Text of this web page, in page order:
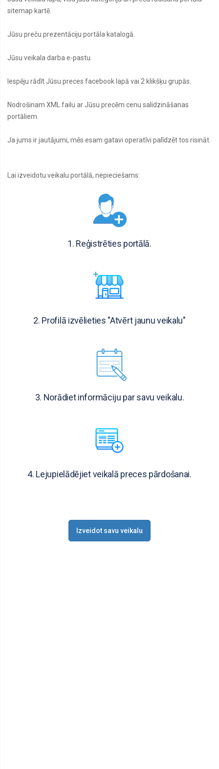
sitemap kartē.
Jūsu preču prezentāciju portāla katalogā.
Jūsu veikala darba e-pastu.
Iespēju rādīt Jūsu preces facebook lapā vai 2 klikšķu grupās.
Nodrošinam XML failu ar Jūsu precēm cenu salidzināšanas
portāliem.
Ja jums ir jautājumi, mēs esam gatavi operatīvi palīdzēt tos risināt.
Lai izveidotu veikalu portālā, nepieciešams:
1. Reģistrēties portālā.
2. Profilā izvēlieties "Atvērt jaunu veikalu"
3. Norādiet informāciju par savu veikalu.
4. Lejupielādējiet veikalā preces pārdošanai.
Izveidot savu veikalu